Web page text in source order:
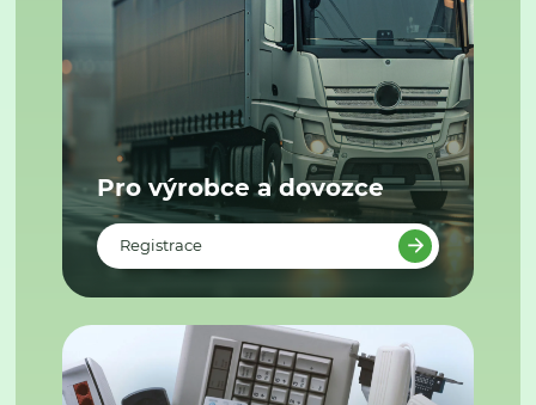
Pro výrobce a dovozce
Registrace